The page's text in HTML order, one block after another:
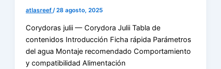
atlasreef/28 agosto, 2025
Corydoras julii — Corydora Julii Tabla de
contenidos Introducción Ficha rápida Parámetros
del agua Montaje recomendado Comportamiento
y compatibilidad Alimentación